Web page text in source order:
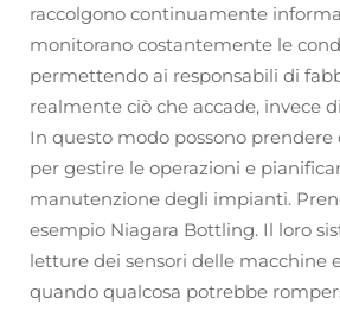
raccolgono continuamente
monitorano costantemente le
permettendo ai responsabili di
realmente ciò che accade, invece
In questo modo possono
per gestire le operazioni e
manutenzione degli impianti.
esempio Niagara Bottling. Il loro
letture dei sensori delle macchine
quando qualcosa potrebbe